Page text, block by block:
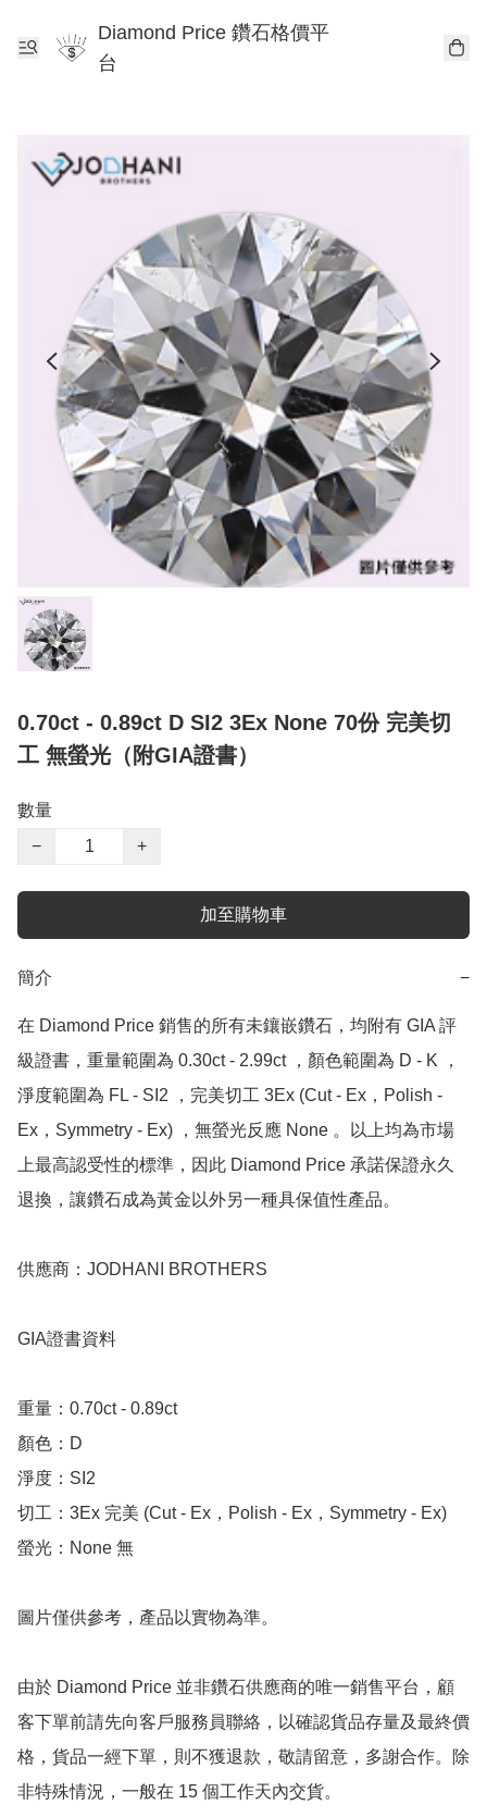
Diamond Price 鑽石格價平
台
0.70ct - 0.89ct D SI2 3Ex None 70份 完美切
工 無螢光（附GIA證書）
數量
−
+
加至購物車
簡介 −
在 Diamond Price 銷售的所有未鑲嵌鑽石，均附有 GIA 評
級證書，重量範圍為 0.30ct - 2.99ct ，顏色範圍為 D - K ，
淨度範圍為 FL - SI2 ，完美切工 3Ex (Cut - Ex，Polish -
Ex，Symmetry - Ex) ，無螢光反應 None 。以上均為市場
上最高認受性的標準，因此 Diamond Price 承諾保證永久
退換，讓鑽石成為黃金以外另一種具保值性產品。
供應商：JODHANI BROTHERS
GIA證書資料
重量：0.70ct - 0.89ct
顏色：D
淨度：SI2
切工：3Ex 完美 (Cut - Ex，Polish - Ex，Symmetry - Ex)
螢光：None 無
圖片僅供參考，產品以實物為準。
由於 Diamond Price 並非鑽石供應商的唯一銷售平台，顧
客下單前請先向客戶服務員聯絡，以確認貨品存量及最終價
格，貨品一經下單，則不獲退款，敬請留意，多謝合作。除
非特殊情況，一般在 15 個工作天內交貨。